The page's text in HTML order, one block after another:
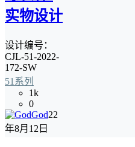
实物设计
设计编号：
CJL-51-2022-
172-SW
51系列
1k
0
God22
年8月12日